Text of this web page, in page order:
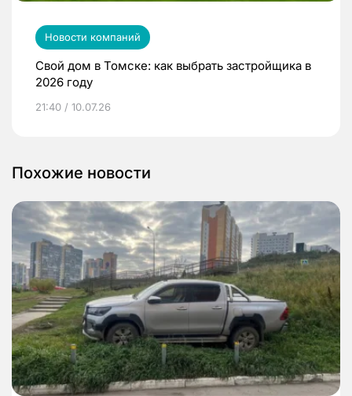
Новости компаний
Свой дом в Томске: как выбрать застройщика в
2026 году
21:40 / 10.07.26
Похожие новости